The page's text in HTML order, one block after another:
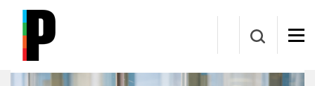
Aller au contenu principal
Centre des études complémentaires (CÉC)